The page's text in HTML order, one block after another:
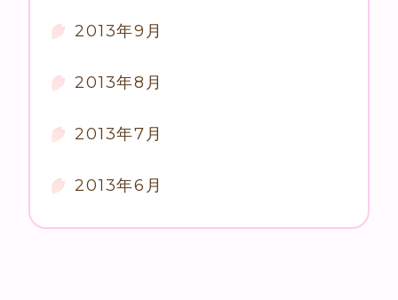
2013年9月
2013年8月
2013年7月
2013年6月